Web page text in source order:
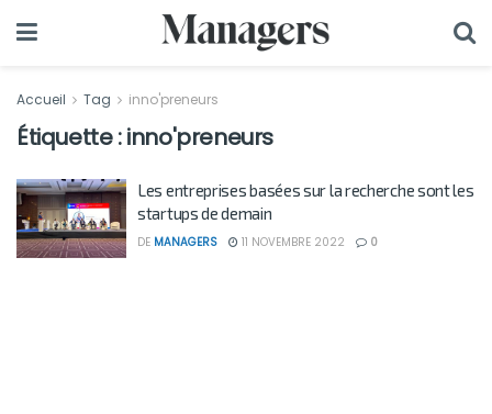
Accueil Tag inno'preneurs
Étiquette :inno'preneurs
Les entreprises basées sur la recherche sont les
startups de demain
DE MANAGERS 11 NOVEMBRE 2022 0